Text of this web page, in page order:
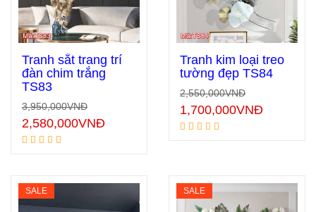
Thêm vào giỏ hàng
Tranh kim loại treo
tường đẹp TS84
2,550,000VNĐ
1,700,000VNĐ
Tranh sắt trang trí
đàn chim trắng
TS83
3,950,000VNĐ
2,580,000VNĐ
SALE
SALE